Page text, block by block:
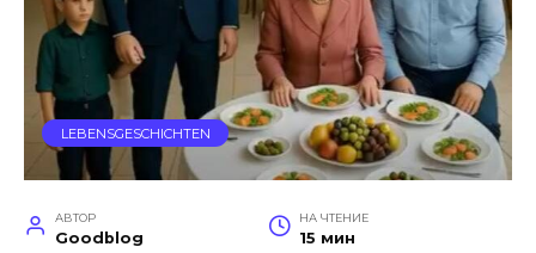
LEBENSGESCHICHTEN
АВТОР
Goodblog
НА ЧТЕНИЕ
15 мин